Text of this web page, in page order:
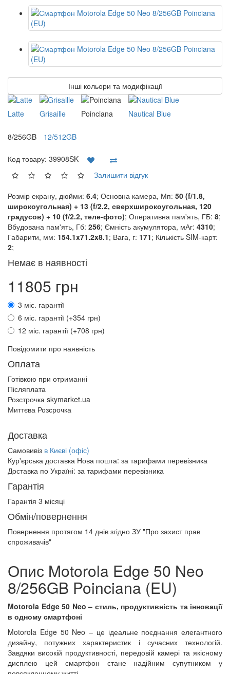
Інші кольори та модифікації
Latte Grisaille Poinciana Nautical Blue
8/256GB 12/512GB
Код товару: 39908SK
Залишити відгук
Розмір екрану, дюйми: 6.4; Основна камера, Мп: 50 (f/1.8,
широкоугольная) + 13 (f/2.2, сверхширокоугольная, 120
градусов) + 10 (f/2.2, теле-фото); Оперативна пам'ять, ГБ: 8;
Вбудована пам'ять, Гб: 256; Ємність акумулятора, мАг: 4310;
Габарити, мм: 154.1x71.2x8.1; Вага, г: 171; Кількість SIM-карт:
2;
Немає в наявності
11805 грн
3 міс. гарантії
6 міс. гарантії (+354 грн)
12 міс. гарантії (+708 грн)
Повідомити про наявність
Оплата
Готівкою при отриманні
Післяплата
Розстрочка skymarket.ua
Миттєва Розсрочка
Доставка
Самовивіз в Києві (офіс)
Кур'єрська доставка Нова пошта: за тарифами перевізника
Доставка по Україні: за тарифами перевізника
Гарантія
Гарантія 3 місяці
Обмін/повернення
Повернення протягом 14 днів згідно ЗУ "Про захист прав
спроживачів"
Опис Motorola Edge 50 Neo
8/256GB Poinciana (EU)
Motorola Edge 50 Neo – стиль, продуктивність та інновації
в одному смартфоні
Motorola Edge 50 Neo – це ідеальне поєднання елегантного
дизайну, потужних характеристик і сучасних технологій.
Завдяки високій продуктивності, передовій камері та якісному
дисплею цей смартфон стане надійним супутником у